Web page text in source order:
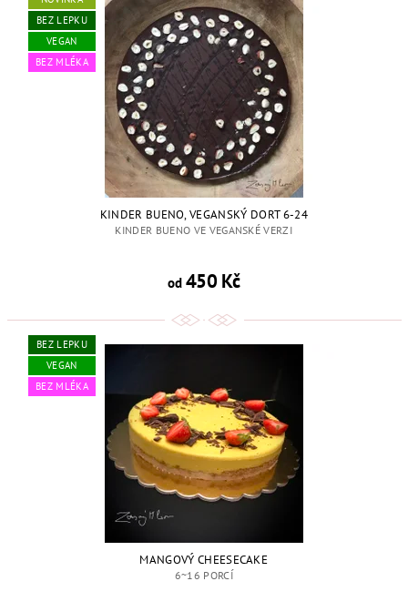
BEZ LEPKU
VEGAN
BEZ MLÉKA
KINDER BUENO, VEGANSKÝ DORT 6-24
KINDER BUENO VE VEGANSKÉ VERZI
od450 Kč
BEZ LEPKU
VEGAN
BEZ MLÉKA
MANGOVÝ CHEESECAKE
6~16 PORCÍ